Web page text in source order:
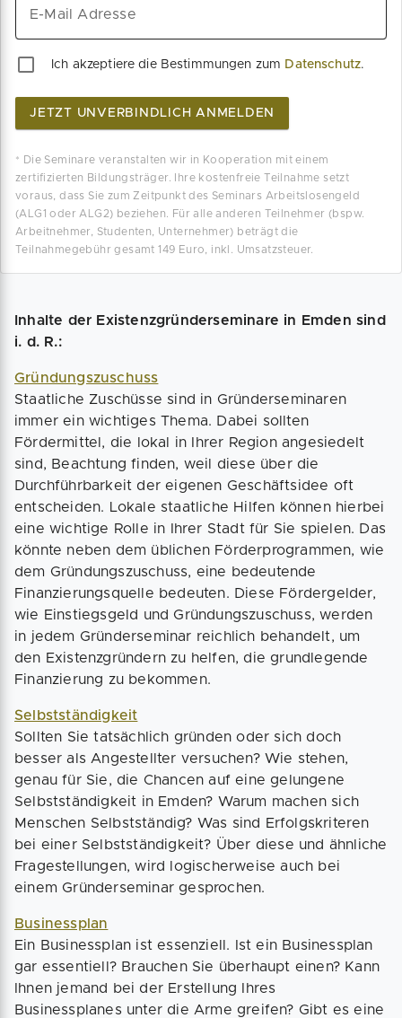
E-Mail Adresse
Ich akzeptiere die Bestimmungen zum Datenschutz.
JETZT UNVERBINDLICH ANMELDEN
* Die Seminare veranstalten wir in Kooperation mit einem
zertifizierten Bildungsträger. Ihre kostenfreie Teilnahme setzt
voraus, dass Sie zum Zeitpunkt des Seminars Arbeitslosengeld
(ALG1 oder ALG2) beziehen. Für alle anderen Teilnehmer (bspw.
Arbeitnehmer, Studenten, Unternehmer) beträgt die
Teilnahmegebühr gesamt 149 Euro, inkl. Umsatzsteuer.
Inhalte der Existenzgründerseminare in Emden sind
i. d. R.:
Gründungszuschuss
Staatliche Zuschüsse sind in Gründerseminaren
immer ein wichtiges Thema. Dabei sollten
Fördermittel, die lokal in Ihrer Region angesiedelt
sind, Beachtung finden, weil diese über die
Durchführbarkeit der eigenen Geschäftsidee oft
entscheiden. Lokale staatliche Hilfen können hierbei
eine wichtige Rolle in Ihrer Stadt für Sie spielen. Das
könnte neben dem üblichen Förderprogrammen, wie
dem Gründungszuschuss, eine bedeutende
Finanzierungsquelle bedeuten. Diese Fördergelder,
wie Einstiegsgeld und Gründungszuschuss, werden
in jedem Gründerseminar reichlich behandelt, um
den Existenzgründern zu helfen, die grundlegende
Finanzierung zu bekommen.
Selbstständigkeit
Sollten Sie tatsächlich gründen oder sich doch
besser als Angestellter versuchen? Wie stehen,
genau für Sie, die Chancen auf eine gelungene
Selbstständigkeit in Emden? Warum machen sich
Menschen Selbstständig? Was sind Erfolgskriteren
bei einer Selbstständigkeit? Über diese und ähnliche
Fragestellungen, wird logischerweise auch bei
einem Gründerseminar gesprochen.
Businessplan
Ein Businessplan ist essenziell. Ist ein Businessplan
gar essentiell? Brauchen Sie überhaupt einen? Kann
Ihnen jemand bei der Erstellung Ihres
Businessplanes unter die Arme greifen? Gibt es eine